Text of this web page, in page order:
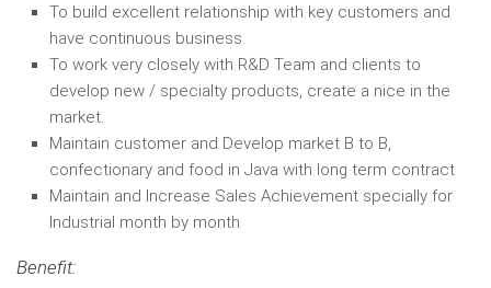
To build excellent relationship with key customers and
have continuous business.
To work very closely with R&D Team and clients to
develop new / specialty products, create a nice in the
market.
Maintain customer and Develop market B to B,
confectionary and food in Java with long term contract
Maintain and Increase Sales Achievement specially for
Industrial month by month
Benefit: